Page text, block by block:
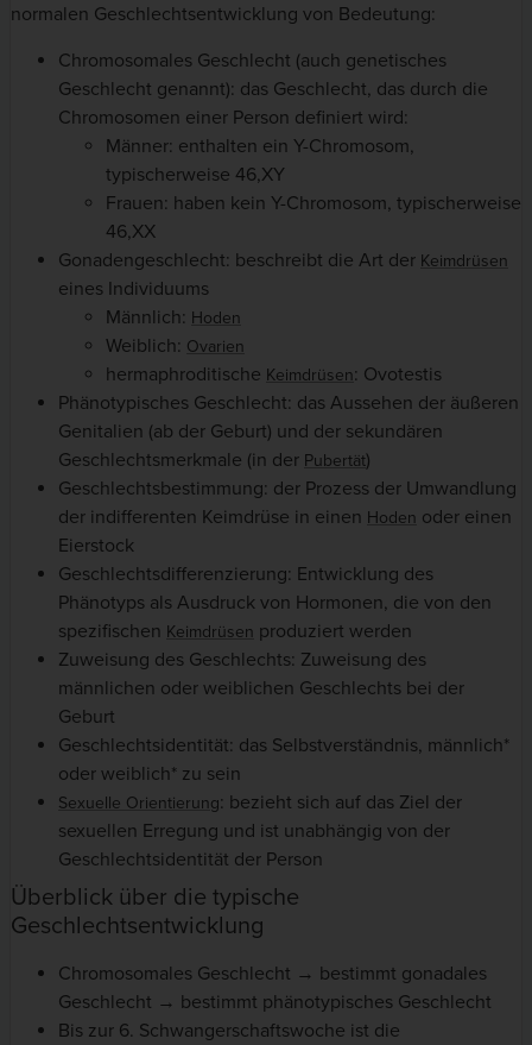
normalen Geschlechtsentwicklung von Bedeutung:
Chromosomales Geschlecht (auch genetisches
Geschlecht genannt): das Geschlecht, das durch die
Chromosomen einer Person definiert wird:
Männer: enthalten ein Y-Chromosom,
typischerweise 46,XY
Frauen: haben kein Y-Chromosom, typischerweise
46,XX
Gonadengeschlecht: beschreibt die Art der Keimdrüsen
eines Individuums
Männlich: Hoden
Weiblich: Ovarien
hermaphroditische Keimdrüsen: Ovotestis
Phänotypisches Geschlecht: das Aussehen der äußeren
Genitalien (ab der Geburt) und der sekundären
Geschlechtsmerkmale (in der Pubertät)
Geschlechtsbestimmung: der Prozess der Umwandlung
der indifferenten Keimdrüse in einen Hoden oder einen
Eierstock
Geschlechtsdifferenzierung: Entwicklung des
Phänotyps als Ausdruck von Hormonen, die von den
spezifischen Keimdrüsen produziert werden
Zuweisung des Geschlechts: Zuweisung des
männlichen oder weiblichen Geschlechts bei der
Geburt
Geschlechtsidentität: das Selbstverständnis, männlich*
oder weiblich* zu sein
Sexuelle Orientierung: bezieht sich auf das Ziel der
sexuellen Erregung und ist unabhängig von der
Geschlechtsidentität der Person
Überblick über die typische
Geschlechtsentwicklung
Chromosomales Geschlecht → bestimmt gonadales
Geschlecht → bestimmt phänotypisches Geschlecht
Bis zur 6. Schwangerschaftswoche ist die